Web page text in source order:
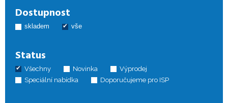
Dostupnost
skladem vše
Status
Všechny Novinka
Výprodej
Speciální nabídka
Doporučujeme pro ISP